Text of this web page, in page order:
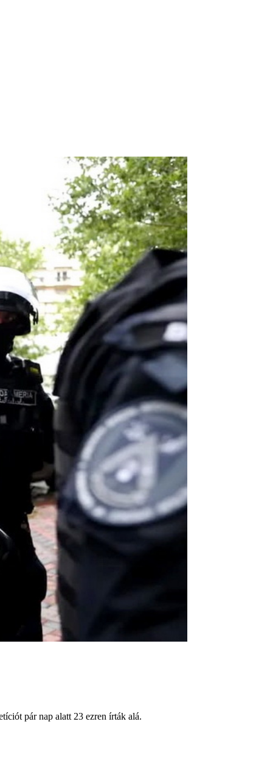
pár nap alatt 23 ezren írták alá.